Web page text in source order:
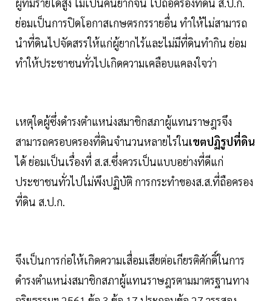
ผู้ที่มีรายได้สูง ไม่เป็นคนยากจน ไปถือครองที่ดิน ส.ป.ก.
ย่อมเป็นการปิดโอกาสเกษตรกรรายอื่น ทำให้ไม่สามารถ
นำที่ดินไปจัดสรรให้แก่ผู้ยากไร้และไม่มีที่ดินทำกิน ย่อม
ทำให้ประชาชนทั่วไปเกิดความเคลือบแคลงใจว่า
เหตุใดผู้ซึ่งดำรงตำแหน่งสมาชิกสภาผู้แทนราษฎรจึง
สามารถครอบครองที่ดินจำนวนหลายไร่ในเขตปฏิรูปที่ดิน
ได้ ย่อมเป็นเรื่องที่ ส.ส.ซึ่งควรเป็นแบบอย่างที่ดีแก่
ประชาชนทั่วไปไม่พึงปฏิบัติ การกระทำของส.ส.ที่ถือครอง
ที่ดิน ส.ป.ก.
จึงเป็นการก่อให้เกิดความเสื่อมเสียต่อเกียรติศักดิ์ในการ
ดำรงตำแหน่งสมาชิกสภาผู้แทนราษฎรตามมาตรฐานทาง